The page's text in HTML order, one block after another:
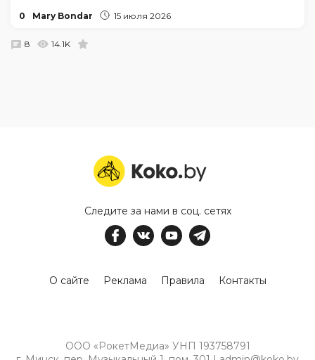
0 Mary Bondar 15 июля 2026
8 14.1K
Следите за нами в соц. сетях
О сайте Реклама Правила Контакты
ООО «РокетМедиа» УНП 193758791